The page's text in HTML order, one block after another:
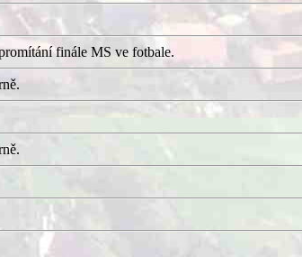
finále MS ve fotbale.